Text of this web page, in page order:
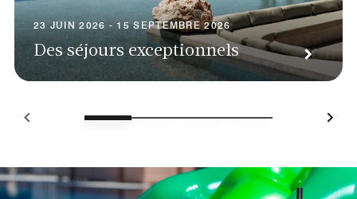
23 JUIN 2026 - 15 SEPTEMBRE 2026
Des séjours exceptionnels